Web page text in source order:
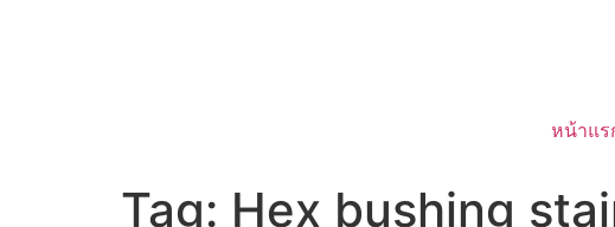
หน้าแร
Tag: Hex bushing